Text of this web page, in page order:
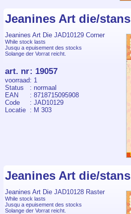
Jeanines Art die/stans
Jeanines Art Die JAD10129 Corner
While stock lasts
Jusqu a epuisement des stocks
Solange der Vorrat reicht.
art. nr: 19057
voorraad: 1
Status
: normaal
EAN
: 8718715095908
Code
: JAD10129
Locatie : M 303
Jeanines Art die/stans
Jeanines Art Die JAD10128 Raster
While stock lasts
Jusqu a epuisement des stocks
Solange der Vorrat reicht.